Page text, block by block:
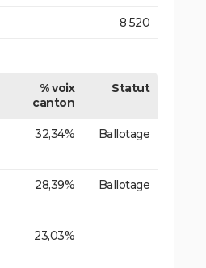
8 520
% voix
canton
Statut
32,34% Ballotage
28,39% Ballotage
23,03%